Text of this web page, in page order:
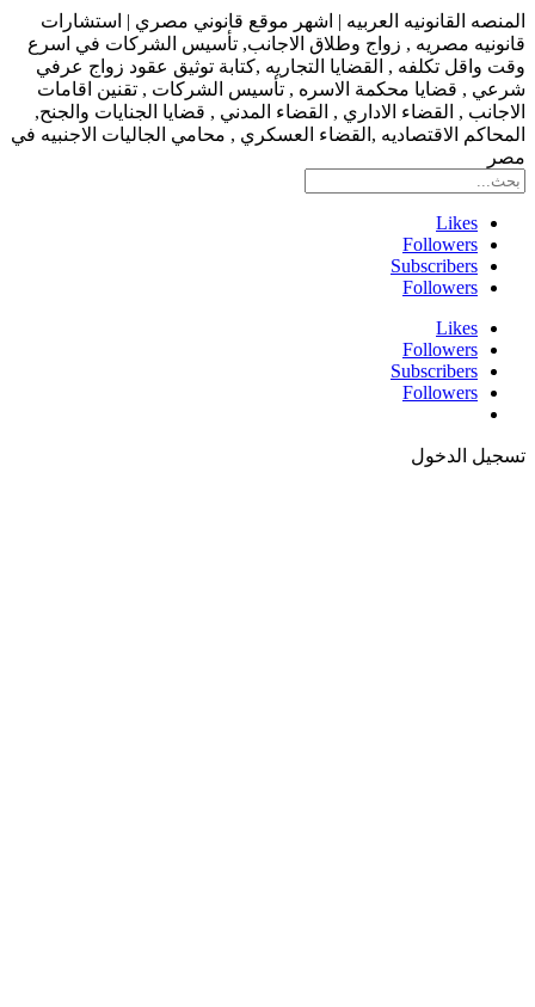
المنصه القانونيه العربيه | اشهر موقع قانوني مصري | استشارات
قانونيه مصريه , زواج وطلاق الاجانب, تأسيس الشركات في اسرع
وقت واقل تكلفه , القضايا التجاريه ,كتابة توثيق عقود زواج عرفي
شرعي , قضايا محكمة الاسره , تأسيس الشركات , تقنين اقامات
الاجانب , القضاء الاداري , القضاء المدني , قضايا الجنايات والجنح,
المحاكم الاقتصاديه ,القضاء العسكري , محامي الجاليات الاجنبيه في
مصر
Likes
Followers
Subscribers
Followers
Likes
Followers
Subscribers
Followers
تسجيل الدخول